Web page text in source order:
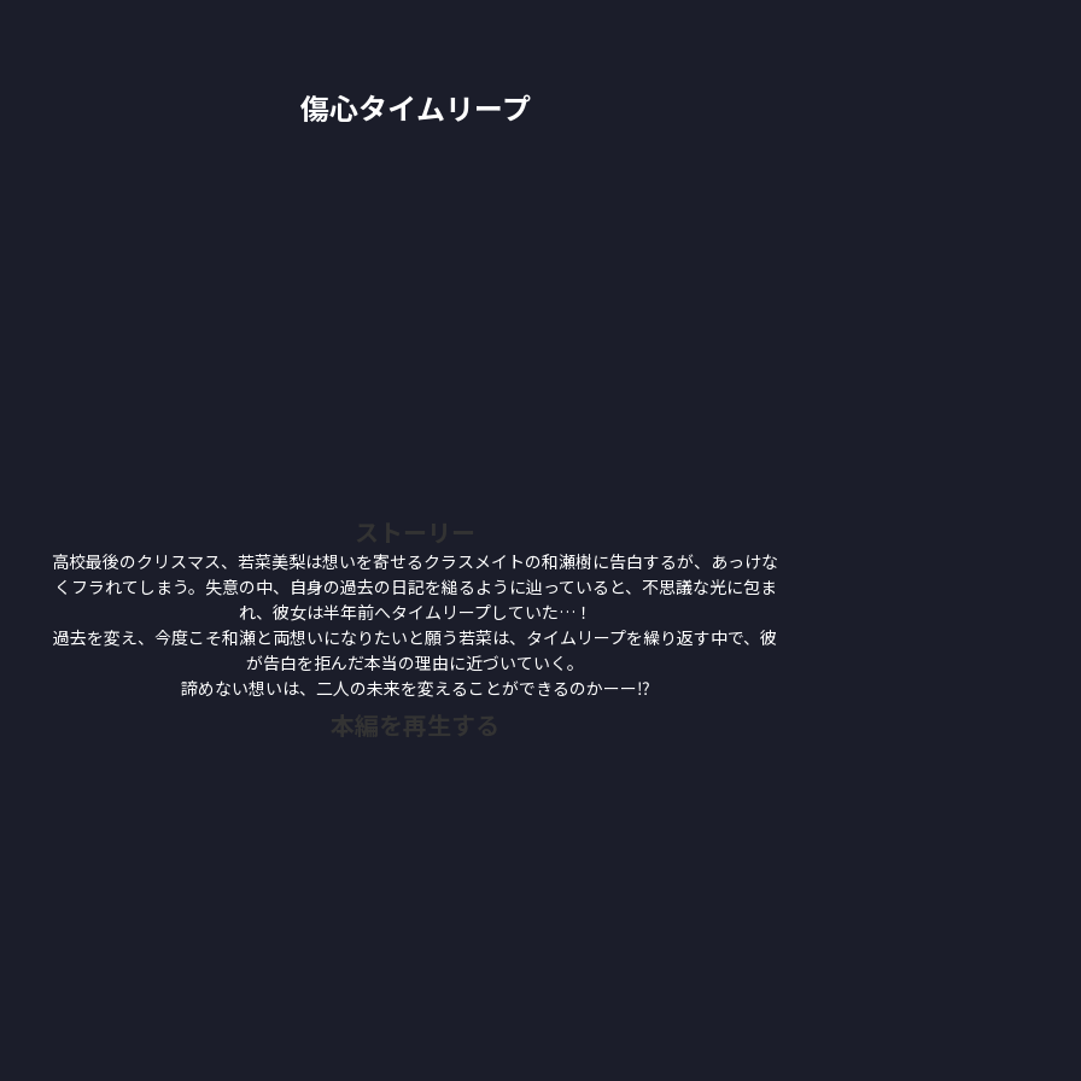
傷心タイムリープ
ストーリー
高校最後のクリスマス、若菜美梨は想いを寄せるクラスメイトの和瀬樹に告白するが、あっけな
くフラれてしまう。失意の中、自身の過去の日記を縋るように辿っていると、不思議な光に包ま
れ、彼女は半年前へタイムリープしていた…！
過去を変え、今度こそ和瀬と両想いになりたいと願う若菜は、タイムリープを繰り返す中で、彼
が告白を拒んだ本当の理由に近づいていく。
諦めない想いは、二人の未来を変えることができるのかーー⁉︎
本編を再生する